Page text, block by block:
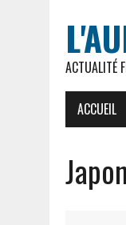
ACTUALITÉ
ACCUEIL
Japon